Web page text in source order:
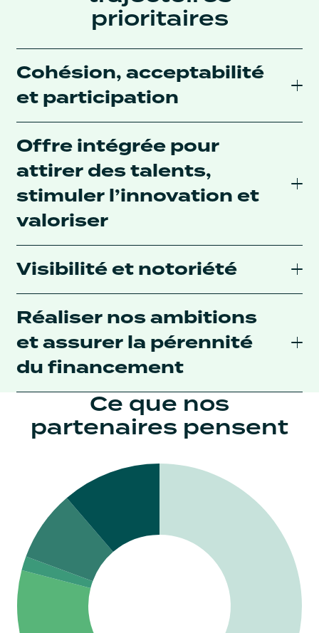
prioritaires
Cohésion, acceptabilité
et participation
Offre intégrée pour
attirer des talents,
stimuler l’innovation et
valoriser
Visibilité et notoriété
Réaliser nos ambitions
et assurer la pérennité
du financement
Ce que nos
partenaires pensent